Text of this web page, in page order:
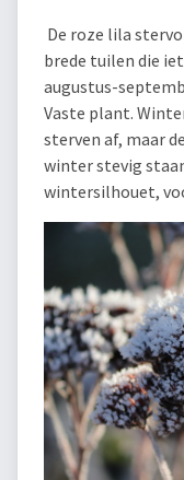
De roze lila
brede tuilen die
augustus-
Vaste plant.
sterven af, maar
winter stevig
wintersilhouet,